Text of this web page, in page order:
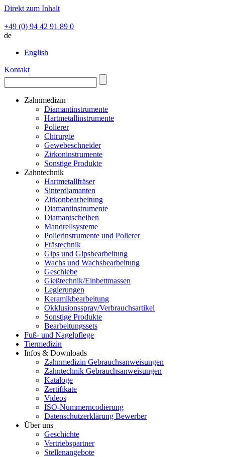
Direkt zum Inhalt
+49 (0) 94 42 91 89 0
de
English
Kontakt
Zahnmedizin
Diamantinstrumente
Hartmetallinstrumente
Polierer
Chirurgie
Gewebeschneider
Zirkoninstrumente
Sonstige Produkte
Zahntechnik
Hartmetallfräser
Sinterdiamanten
Zirkonbearbeitung
Diamantinstrumente
Diamantscheiben
Mandrellsysteme
Polierinstrumente und Polierer
Frästechnik
Gips und Gipsbearbeitung
Wachs und Wachsbearbeitung
Geschiebe
Gießtechnik/Einbettmassen
Legierungen
Keramikbearbeitung
Okklusionsspray/Verbrauchsartikel
Sonstige Produkte
Bearbeitungssets
Fuß- und Nagelpflege
Tiermedizin
Infos & Downloads
Zahnmedizin Gebrauchsanweisungen
Zahntechnik Gebrauchsanweisungen
Kataloge
Zertifikate
Videos
ISO-Nummerncodierung
Datenschutzerklärung Bewerber
Über uns
Geschichte
Vertriebspartner
Stellenangebote